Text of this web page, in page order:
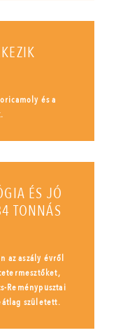
és a
ÉS JÓ
TONNÁS
az aszály évről
Reménypusztai
született.